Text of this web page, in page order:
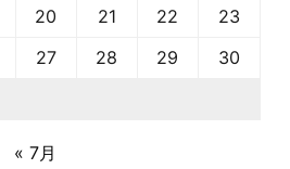
20 21 22
23
27 28 29
30
« 7月